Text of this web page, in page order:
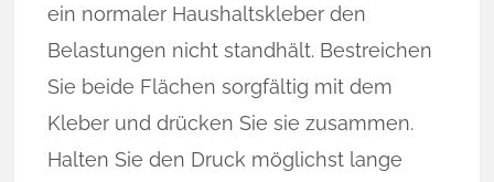
ein normaler Haushaltskleber den
Belastungen nicht standhält. Bestreichen
Sie beide Flächen sorgfältig mit dem
Kleber und drücken Sie sie zusammen.
Halten Sie den Druck möglichst lange